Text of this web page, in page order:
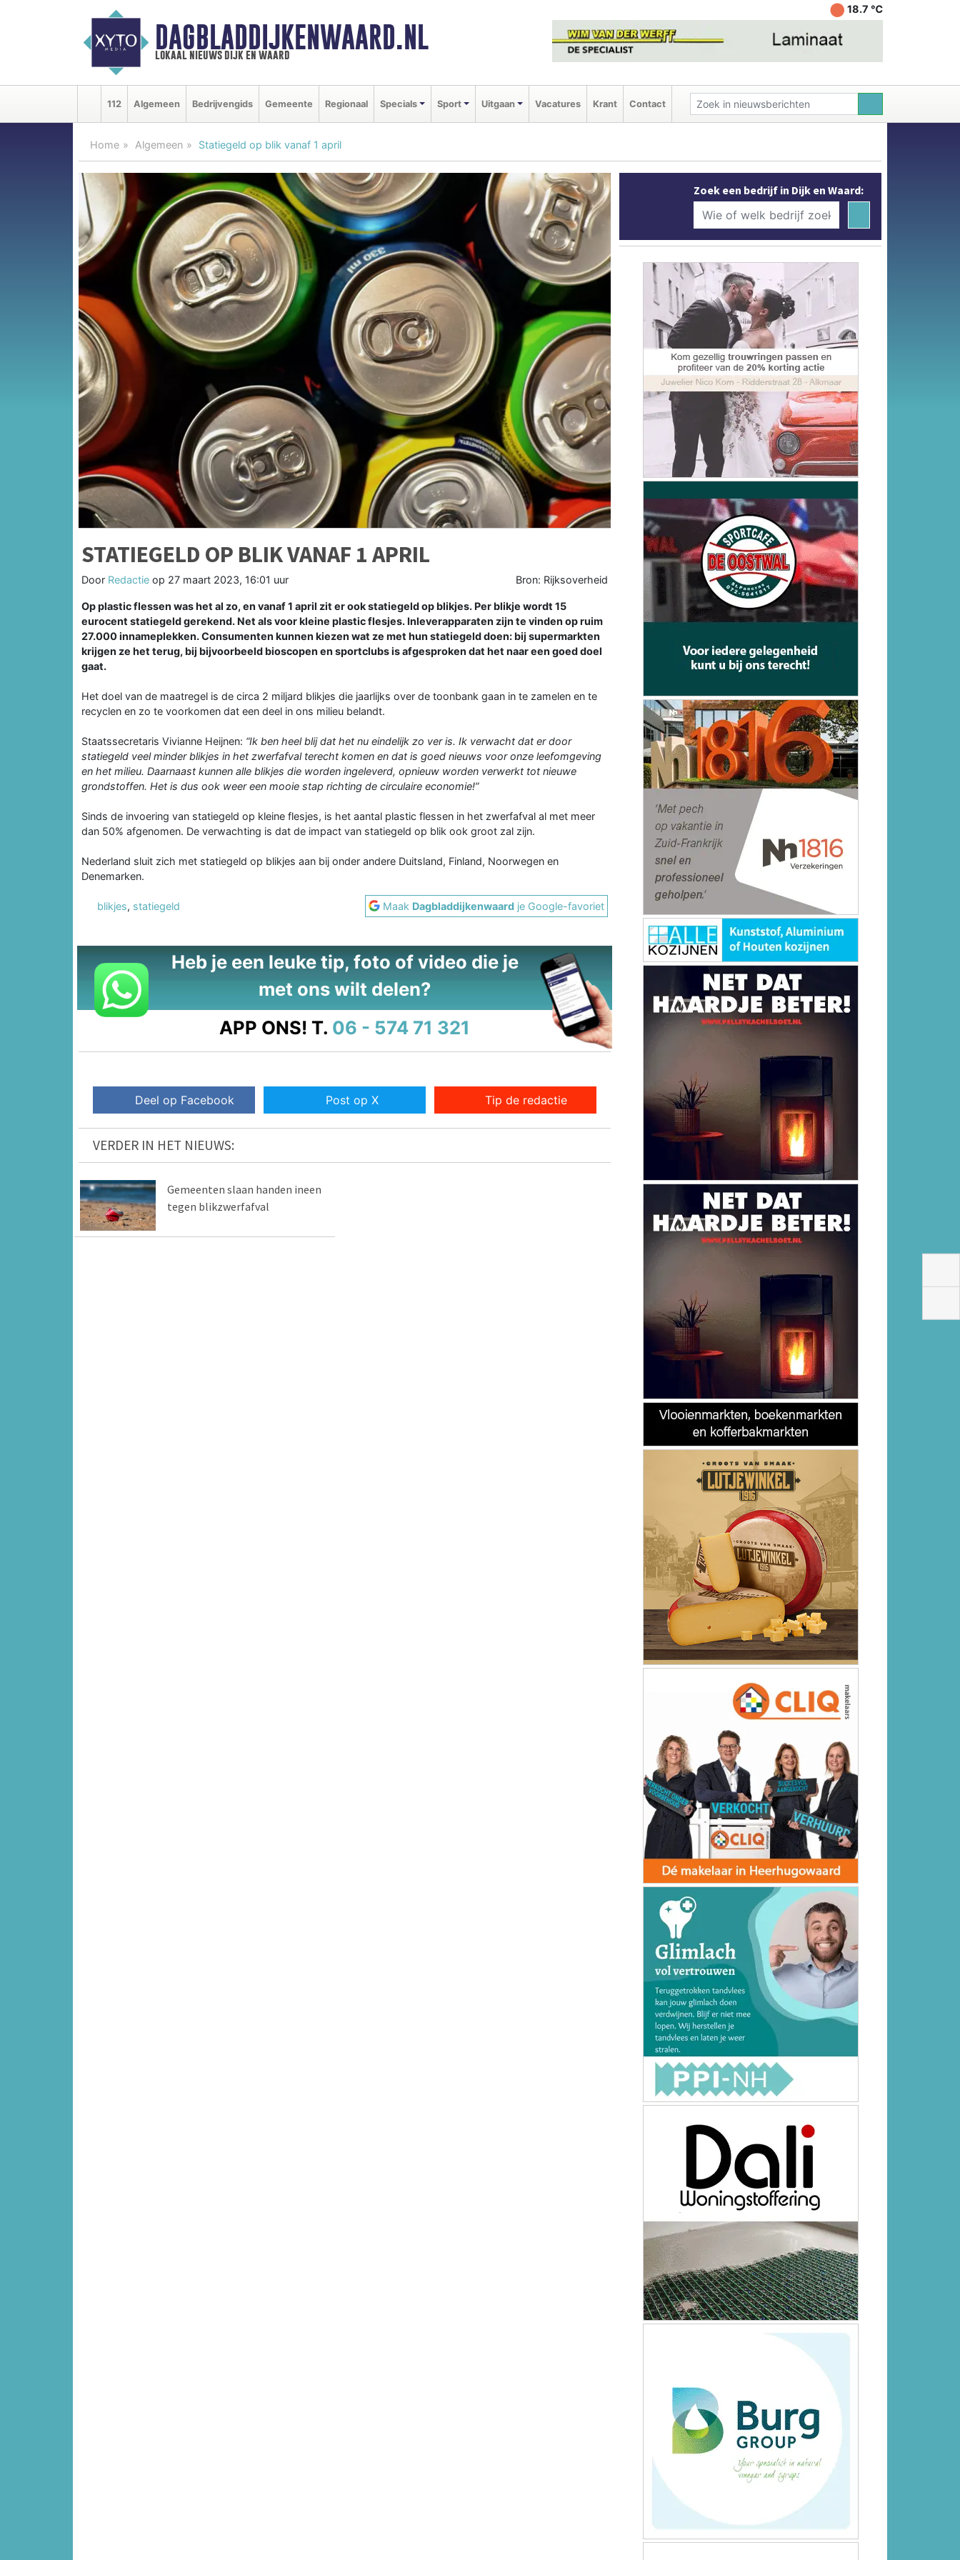
DAGBLADDIJKENWAARD.NL
lokaal nieuws dijk en waard
18.7 ℃
112 Algemeen Bedrijvengids Gemeente Regionaal Specials Sport Uitgaan Vacatures Krant Contact
Home Algemeen Statiegeld op blik vanaf 1 april
STATIEGELD OP BLIK VANAF 1 APRIL
Door Redactie op 27 maart 2023, 16:01 uur Bron: Rijksoverheid
Op plastic flessen was het al zo, en vanaf 1 april zit er ook statiegeld op blikjes. Per blikje wordt 15
eurocent statiegeld gerekend. Net als voor kleine plastic flesjes. Inleverapparaten zijn te vinden op ruim
27.000 innameplekken. Consumenten kunnen kiezen wat ze met hun statiegeld doen: bij supermarkten
krijgen ze het terug, bij bijvoorbeeld bioscopen en sportclubs is afgesproken dat het naar een goed doel
gaat.
Het doel van de maatregel is de circa 2 miljard blikjes die jaarlijks over de toonbank gaan in te zamelen en te
recyclen en zo te voorkomen dat een deel in ons milieu belandt.
Staatssecretaris Vivianne Heijnen: “Ik ben heel blij dat het nu eindelijk zo ver is. Ik verwacht dat er door
statiegeld veel minder blikjes in het zwerfafval terecht komen en dat is goed nieuws voor onze leefomgeving
en het milieu. Daarnaast kunnen alle blikjes die worden ingeleverd, opnieuw worden verwerkt tot nieuwe
grondstoffen. Het is dus ook weer een mooie stap richting de circulaire economie!”
Sinds de invoering van statiegeld op kleine flesjes, is het aantal plastic flessen in het zwerfafval al met meer
dan 50% afgenomen. De verwachting is dat de impact van statiegeld op blik ook groot zal zijn.
Nederland sluit zich met statiegeld op blikjes aan bij onder andere Duitsland, Finland, Noorwegen en
Denemarken.
blikjes, statiegeld Maak Dagbladdijkenwaard je Google-favoriet
Heb je een leuke tip, foto of video die je
met ons wilt delen?
APP ONS! T. 06 - 574 71 321
Deel op Facebook Post op X Tip de redactie
VERDER IN HET NIEUWS:
Gemeenten slaan handen ineen
tegen blikzwerfafval
Zoek een bedrijf in Dijk en Waard: